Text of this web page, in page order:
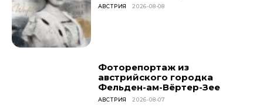
АВСТРИЯ 2026-08-08
Фоторепортаж из
австрийского городка
Фельден-ам-Вёртер-Зее
АВСТРИЯ 2026-08-07